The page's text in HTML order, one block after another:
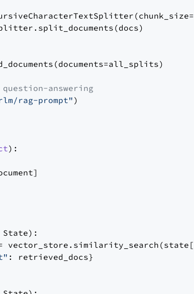
answering
rag-prompt" )
):
):
vector_store.similarity_search(state[
: retrieved_docs}